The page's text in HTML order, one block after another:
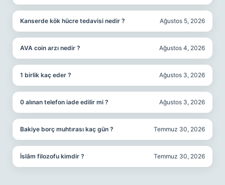
Kanserde kök hücre tedavisi nedir ? Ağustos 5, 2026
AVA coin arzı nedir ? Ağustos 4, 2026
1 birlik kaç eder ? Ağustos 3, 2026
0 alınan telefon iade edilir mi ? Ağustos 3, 2026
Bakiye borç muhtırası kaç gün ? Temmuz 30, 2026
İslâm filozofu kimdir ? Temmuz 30, 2026